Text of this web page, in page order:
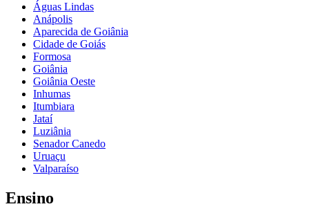
Águas Lindas
Anápolis
Aparecida de Goiânia
Cidade de Goiás
Formosa
Goiânia
Goiânia Oeste
Inhumas
Itumbiara
Jataí
Luziânia
Senador Canedo
Uruaçu
Valparaíso
Ensino